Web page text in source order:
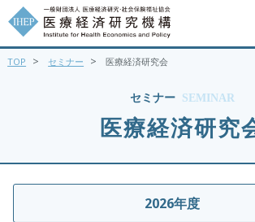
セミナー SEMINAR
医療経済研究
TOP > セミナー > 医療経済研究会
2026年度